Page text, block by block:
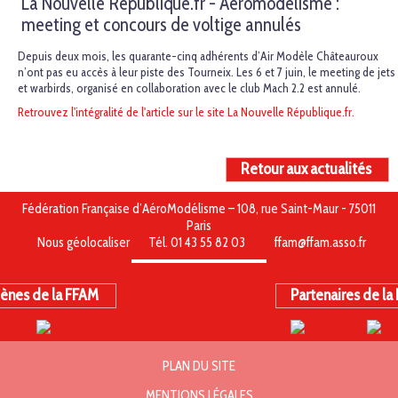
meeting et concours de voltige annulés
Depuis deux mois, les quarante-cinq adhérents d’Air Modèle Châteauroux
n’ont pas eu accès à leur piste des Tourneix. Les 6 et 7 juin, le meeting de jets
et warbirds, organisé en collaboration avec le club Mach 2.2 est annulé.
Retrouvez l'intégralité de l'article sur le site La Nouvelle République.fr.
Retour aux actualités
Fédération Française d’AéroModélisme – 108, rue Saint-Maur - 75011
Paris
Nous géolocaliser
Tél. 01 43 55 82 03 ffam@ffam.asso.fr
de la FFAM Partenaires de la
PLAN DU SITE